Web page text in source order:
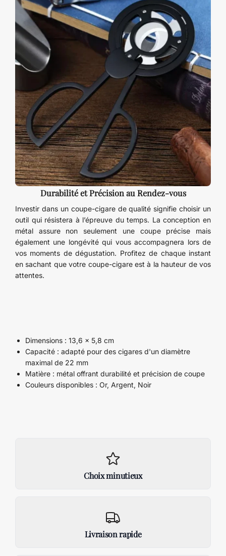
Durabilité et Précision au Rendez-vous
Investir dans un coupe-cigare de qualité signifie choisir un
outil qui résistera à l’épreuve du temps. La conception en
métal assure non seulement une coupe précise mais
également une longévité qui vous accompagnera lors de
vos moments de dégustation. Profitez de chaque instant
en sachant que votre coupe-cigare est à la hauteur de vos
attentes.
Dimensions : 13,6 x 5,8 cm
Capacité : adapté pour des cigares d'un diamètre
maximal de 22 mm
Matière : métal offrant durabilité et précision de coupe
Couleurs disponibles : Or, Argent, Noir
Choix minutieux
Livraison rapide